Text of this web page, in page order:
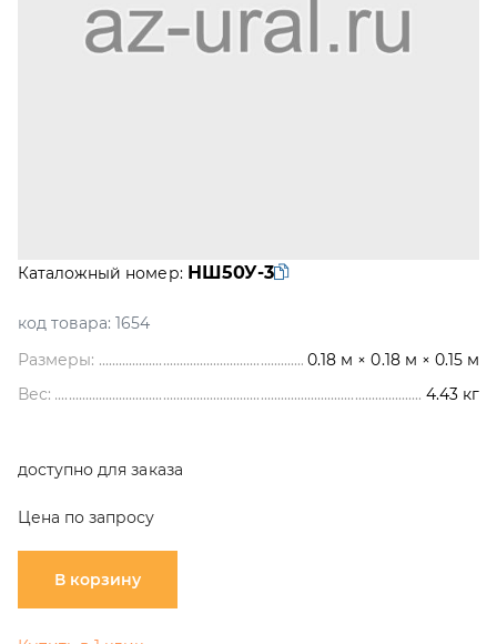
Каталожный номер: НШ50У-3
код товара: 1654
Размеры:
0.18 м × 0.18 м × 0.15 м
Вес:
4.43 кг
доступно для заказа
Цена по запросу
В корзину